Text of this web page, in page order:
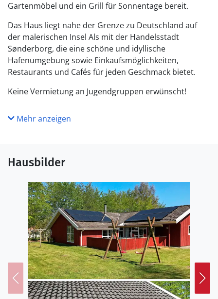
Gartenmöbel und ein Grill für Sonnentage bereit.
Das Haus liegt nahe der Grenze zu Deutschland auf
der malerischen Insel Als mit der Handelsstadt
Sønderborg, die eine schöne und idyllische
Hafenumgebung sowie Einkaufsmöglichkeiten,
Restaurants und Cafés für jeden Geschmack bietet.
Keine Vermietung an Jugendgruppen erwünscht!
Mehr anzeigen
Hausbilder